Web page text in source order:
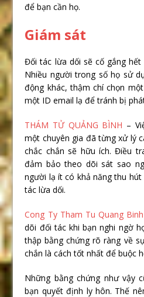
để bạn cần họ.
Giám sát
Đối tác lừa dối sẽ cố gắng
Nhiều người trong số họ sử
động khác, thậm chí chọn
một ID email lạ để tránh bị
THÁM TỬ QUẢNG BÌNH –
một chuyên gia đã từng xử lý
chắc chắn sẽ hữu ích. Điều
đảm bảo theo dõi sát sao
người lạ ít có khả năng thu
tác lừa dối.
Cong Ty Tham Tu Quang Binh
dõi đối tác khi bạn nghi ngờ
thập bằng chứng rõ ràng về
chắn là cách tốt nhất để buộc
Những bằng chứng như vậy
bạn quyết định ly hôn. Thế